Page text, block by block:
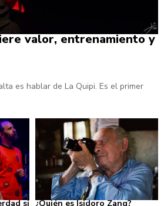
valor, entrenamiento y
es hablar de La Quipi. Es el primer
si ¿Quién es Isidoro Zang?